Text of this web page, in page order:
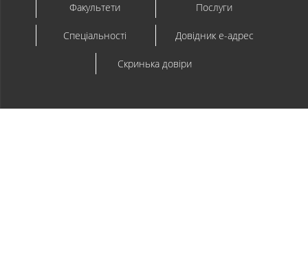
Факультети Послуги
Спеціальності Довідник e-адрес
Скринька довіри